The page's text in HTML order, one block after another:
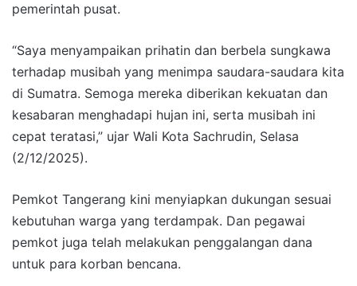
pemerintah pusat.
“Saya menyampaikan prihatin dan berbela sungkawa
terhadap musibah yang menimpa saudara-saudara kita
di Sumatra. Semoga mereka diberikan kekuatan dan
kesabaran menghadapi hujan ini, serta musibah ini
cepat teratasi,” ujar Wali Kota Sachrudin, Selasa
(2/12/2025).
Pemkot Tangerang kini menyiapkan dukungan sesuai
kebutuhan warga yang terdampak. Dan pegawai
pemkot juga telah melakukan penggalangan dana
untuk para korban bencana.